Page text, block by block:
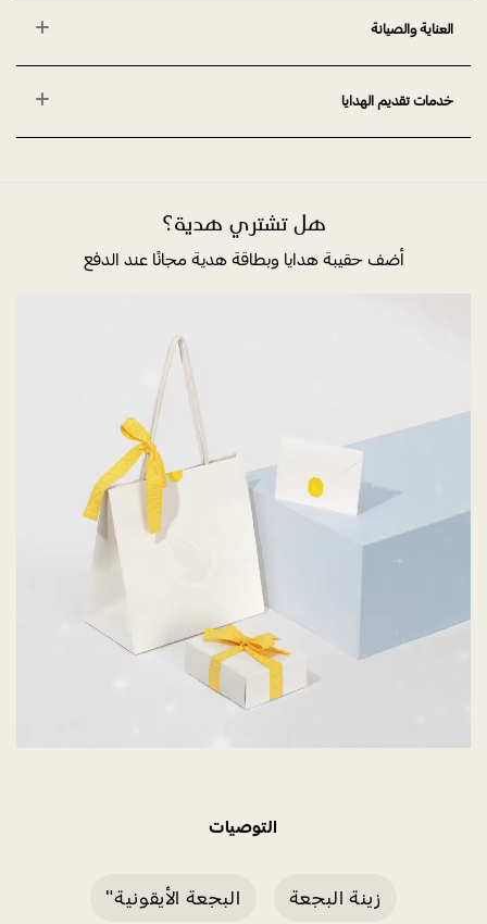
العناية والصيانة
خدمات تقديم الهدايا
هل تشتري هدية؟
أضف حقيبة هدايا وبطاقة هدية مجانًا عند الدفع
التوصيات
زينة البجعة البجعة الأيقونية"